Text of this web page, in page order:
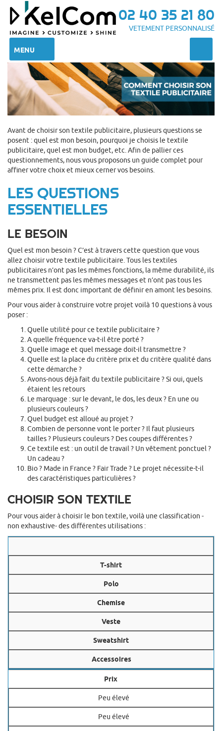
02 40 35 21 80
VETEMENT PERSONNALISÉ
MENU
Avant de choisir son textile publicitaire, plusieurs questions se
posent : quel est mon besoin, pourquoi je choisis le textile
publicitaire, quel est mon budget, etc. Afin de pallier ces
questionnements, nous vous proposons un guide complet pour
affiner votre choix et mieux cerner vos besoins.
LES QUESTIONS
ESSENTIELLES
LE BESOIN
Quel est mon besoin ? C’est à travers cette question que vous
allez choisir votre textile publicitaire. Tous les textiles
publicitaires n’ont pas les mêmes fonctions, la même durabilité, ils
ne transmettent pas les mêmes messages et n’ont pas tous les
mêmes prix. Il est donc important de définir en amont les besoins.
Pour vous aider à construire votre projet voilà 10 questions à vous
poser :
Quelle utilité pour ce textile publicitaire ?
A quelle fréquence va-t-il être porté ?
Quelle image et quel message doit-il transmettre ?
Quelle est la place du critère prix et du critère qualité dans
cette démarche ?
Avons-nous déjà fait du textile publicitaire ? Si oui, quels
étaient les retours
Le marquage : sur le devant, le dos, les deux ? En une ou
plusieurs couleurs ?
Quel budget est alloué au projet ?
Combien de personne vont le porter ? Il faut plusieurs
tailles ? Plusieurs couleurs ? Des coupes différentes ?
Ce textile est : un outil de travail ? Un vêtement ponctuel ?
Un cadeau ?
Bio ? Made in France ? Fair Trade ? Le projet nécessite-t-il
des caractéristiques particulières ?
CHOISIR SON TEXTILE
Pour vous aider à choisir le bon textile, voilà une classification -
non exhaustive- des différentes utilisations :
T-shirt
Polo
Chemise
Veste
Sweatshirt
Accessoires
Prix
Peu élevé
Peu élevé